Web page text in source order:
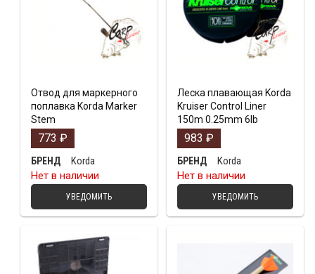
Отвод для маркерного
поплавка Korda Marker
Stem
773 ₽
БРЕНД
Korda
Нет в наличии
УВЕДОМИТЬ
Леска плавающая Korda
Kruiser Control Liner
150m 0.25mm 6lb
983 ₽
БРЕНД
Korda
Нет в наличии
УВЕДОМИТЬ